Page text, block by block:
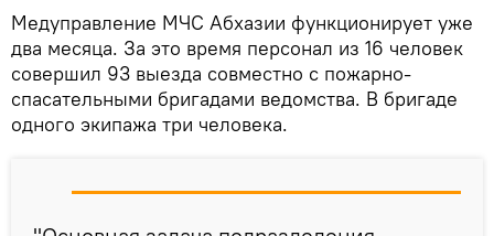
Медуправление МЧС Абхазии функционирует уже
два месяца. За это время персонал из 16 человек
совершил 93 выезда совместно с пожарно-
спасательными бригадами ведомства. В бригаде
одного экипажа три человека.